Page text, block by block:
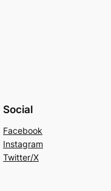
Social
Facebook
Instagram
Twitter/X